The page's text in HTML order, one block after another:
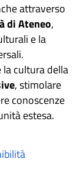
attraverso
di Ateneo,
e la
cultura della
, stimolare
conoscenze
estesa.